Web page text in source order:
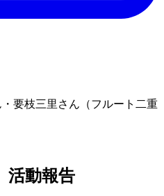
要枝三里さん（フルート二重
活動報告